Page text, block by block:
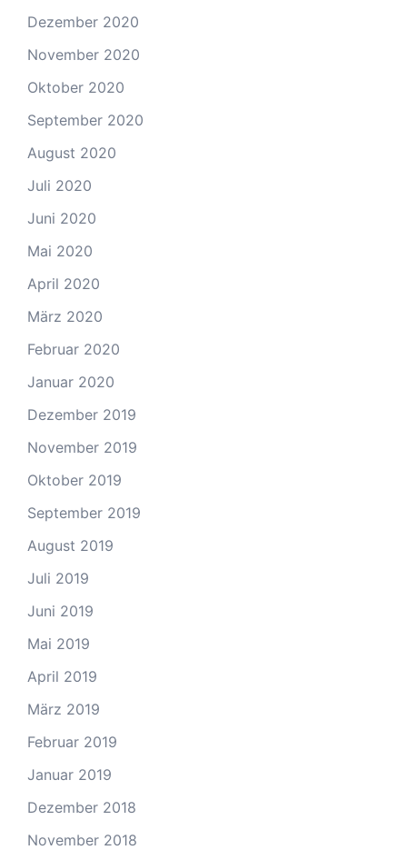
Dezember 2020
November 2020
Oktober 2020
September 2020
August 2020
Juli 2020
Juni 2020
Mai 2020
April 2020
März 2020
Februar 2020
Januar 2020
Dezember 2019
November 2019
Oktober 2019
September 2019
August 2019
Juli 2019
Juni 2019
Mai 2019
April 2019
März 2019
Februar 2019
Januar 2019
Dezember 2018
November 2018